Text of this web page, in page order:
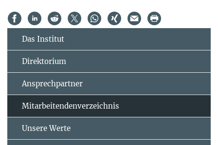
Das Institut
Direktorium
Ansprechpartner
Mitarbeitendenverzeichnis
Unsere Werte